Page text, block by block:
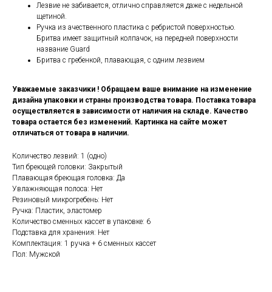
Лезвие не забивается, отлично справляется даже с недельной
щетиной.
Ручка из ачественного пластика с ребристой поверхностью.
Бритва имеет защитный колпачок, на передней поверхности
название Guard
Бритва с гребенкой, плавающая, с одним лезвием
Уважаемые заказчики ! Обращаем ваше внимание на изменение
дизайна упаковки и страны производства товара. Поставка товара
осуществляется в зависимости от наличия на складе. Качество
товара остается без изменений. Картинка на сайте может
отличаться от товара в наличии.
Количество лезвий: 1 (одно)
Тип бреющей головки: Закрытый
Плавающая бреющая головка: Да
Увлажняющая полоса: Нет
Резиновый микрогребень: Нет
Ручка: Пластик, эластомер
Количество сменных кассет в упаковке: 6
Подставка для хранения: Нет
Комплектация: 1 ручка + 6 сменных кассет
Пол: Мужской